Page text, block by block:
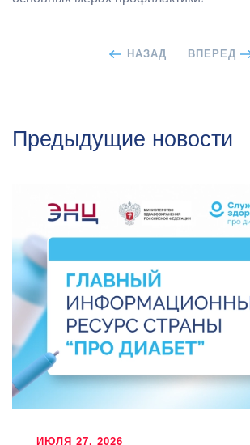
НАЗАД ВПЕРЕД
Предыдущие новости
ИЮЛЯ 27, 2026